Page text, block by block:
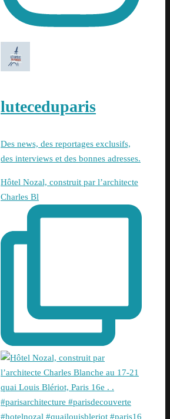
luteceduparis
Des news, des reportages exclusifs,
des interviews et des bonnes adresses.
Hôtel Nozal, construit par l’architecte
Charles Bl